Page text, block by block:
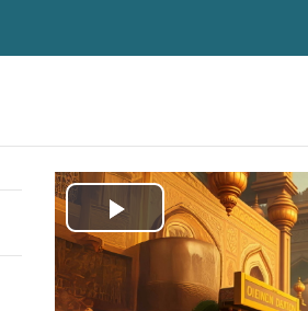
Play
Video